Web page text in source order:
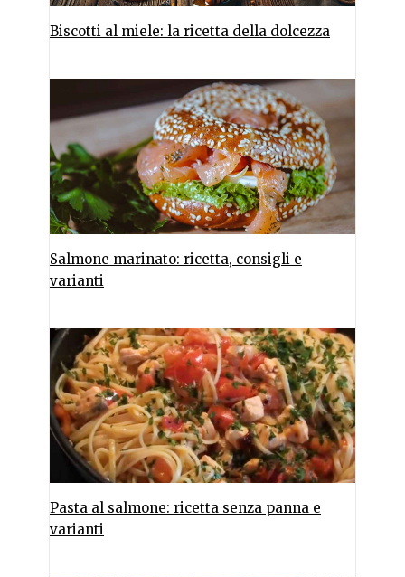
Biscotti al miele: la ricetta della dolcezza
Salmone marinato: ricetta, consigli e
varianti
Pasta al salmone: ricetta senza panna e
varianti